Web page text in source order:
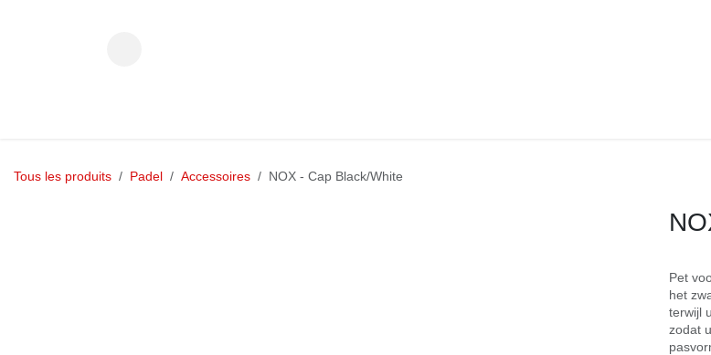
Tous les produits Padel Accessoires NOX - Cap Black/White
Pet
zwart
terwijl
zodat